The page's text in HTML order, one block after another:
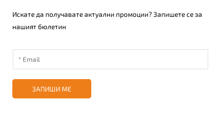
Искате да получавате актуални промоции? Запишете се за
нашият бюлетин
ЗАПИШИ МЕ